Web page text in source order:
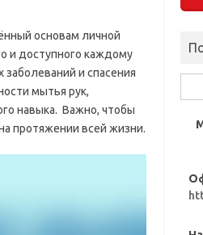
основам личной
и доступного каждому
и спасения
мытья рук,
навыка. Важно, чтобы
протяжении всей жизни.